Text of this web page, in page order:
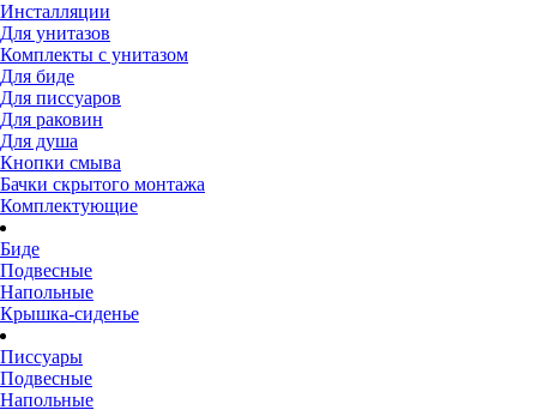
Инсталляции
Для унитазов
Комплекты с унитазом
Для биде
Для писсуаров
Для раковин
Для душа
Кнопки смыва
Бачки скрытого монтажа
Комплектующие
Биде
Подвесные
Напольные
Крышка-сиденье
Писсуары
Подвесные
Напольные